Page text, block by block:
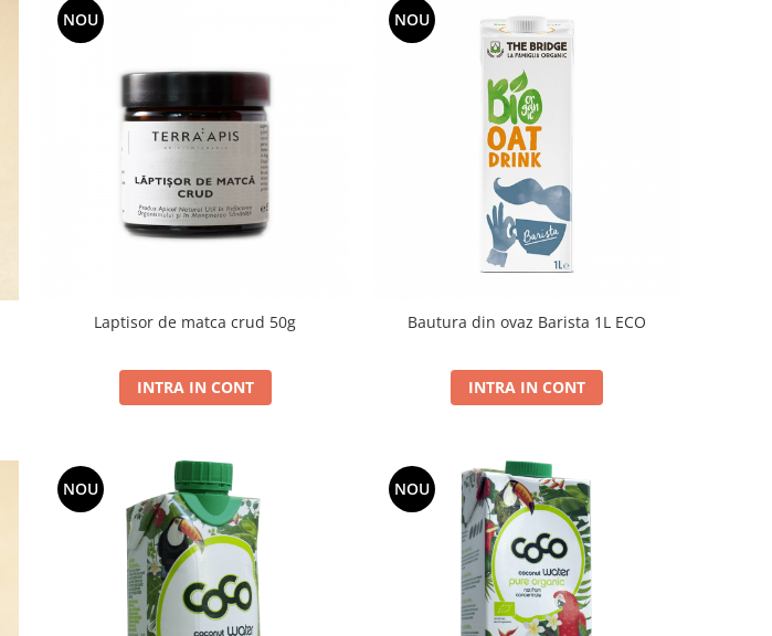
NOU
Laptisor de matca crud 50g
INTRA IN CONT
NOU
Bautura din ovaz Barista 1L ECO
INTRA IN CONT
NOU NOU